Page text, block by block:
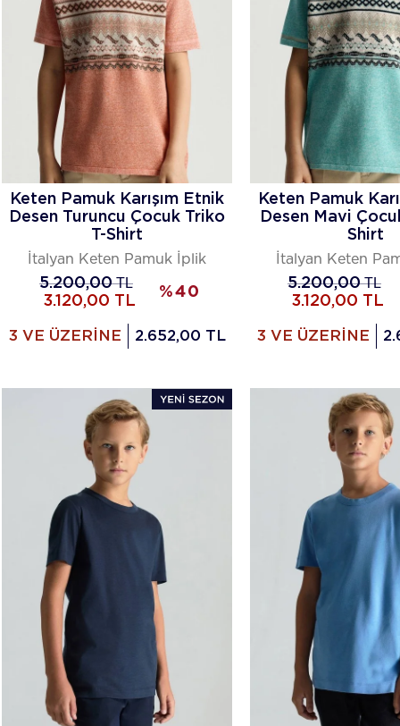
Keten Pamuk Karışım Etnik
Desen Turuncu Çocuk Triko
T-Shirt
İtalyan Keten Pamuk İplik
5.200,00TL
3.120,00 TL
%40
3 VE ÜZERİNE 2.652,00 TL
Keten Pamuk
Desen Mavi
Shirt
İtalyan Keten
5.200,00TL
3.120,00 TL
3 VE ÜZERİNE